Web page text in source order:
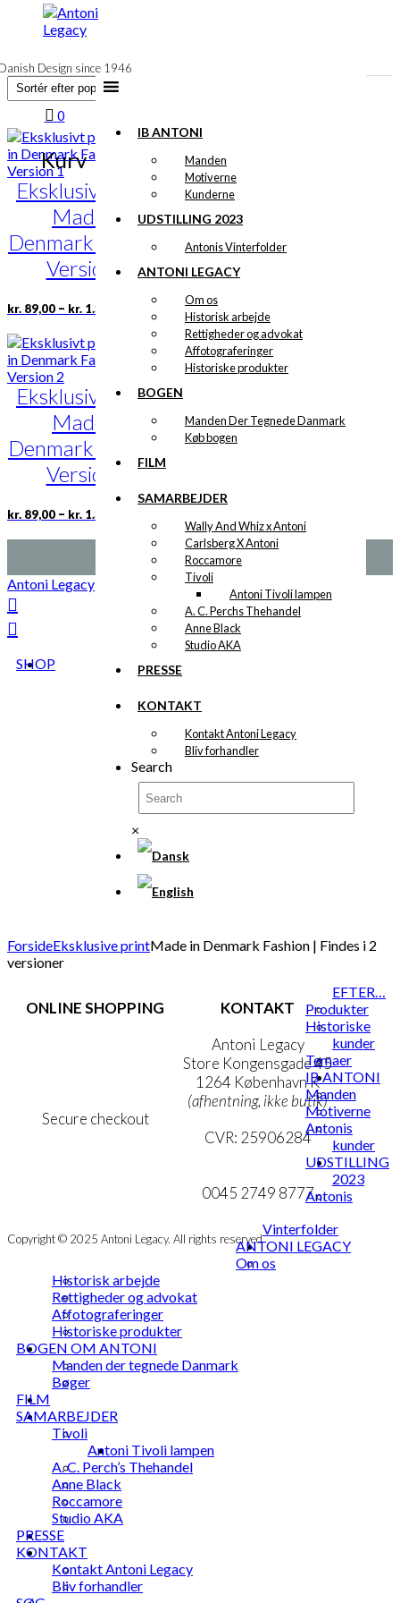
indhold
Design since 1946
IB ANTONI
Manden
Motiverne
Kunderne
UDSTILLING 2023
Antonis Vinterfolder
ANTONI LEGACY
Om os
Historisk arbejde
Rettigheder og advokat
Affotograferinger
Historiske produkter
BOGEN
Manden Der Tegnede Danmark
Køb bogen
FILM
SAMARBEJDER
Wally And Whiz x Antoni
Carlsberg X Antoni
Roccamore
Tivoli
Antoni Tivoli lampen
A. C. Perchs Thehandel
Anne Black
Studio AKA
PRESSE
KONTAKT
Kontakt Antoni Legacy
Bliv forhandler
Search
×
0
Kurv
ForsideEksklusive printMade in Denmark Fashion | Findes i 2
versioner
Eksklusivt print:
Made in
Denmark Fashion
Version 1
kr. 89,00 – kr. 1.399,00
Prisinterval:
kr. 89,00
kr. 1.399,00
Dette
vare
har
flere
varianter.
Mulighederne
vælges
varesiden
Eksklusivt print:
Made in
Denmark Fashion
Version 2
kr. 89,00 – kr. 1.399,00
kr. 89,00
kr. 1.399,00
vare
har
flere
varianter.
Mulighederne
kan
vælges
varesiden
ONLINE SHOPPING
Secure checkout
KONTAKT
Antoni Legacy
Store Kongensgade 45
1264 København K
(afhentning, ikke butik)
CVR: 25906284
mail@ibantoni.com
0045 2749 8777
Copyright © 2025 Antoni Legacy. All rights reserved
Antoni Legacy
SHOP
EFTER…
Produkter
Historiske
kunder
Temaer
IB ANTONI
Manden
Motiverne
Antonis
kunder
UDSTILLING
2023
Antonis
Vinterfolder
ANTONI LEGACY
Om os
Historisk arbejde
Rettigheder og advokat
Affotograferinger
Historiske produkter
BOGEN OM ANTONI
Manden der tegnede Danmark
Bøger
FILM
SAMARBEJDER
Tivoli
Antoni Tivoli lampen
A. C. Perch’s Thehandel
Anne Black
Roccamore
Studio AKA
PRESSE
KONTAKT
Kontakt Antoni Legacy
Bliv forhandler